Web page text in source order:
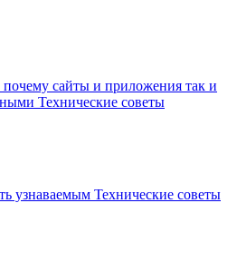
сайты и приложения так и
Технические советы
узнаваемым Технические советы